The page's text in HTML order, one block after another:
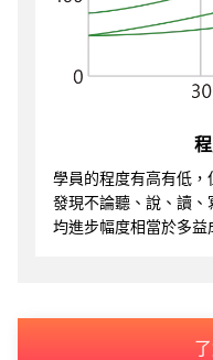
學員的程度有高有低，
發現不論聽、說、讀
均進步幅度相當於多益